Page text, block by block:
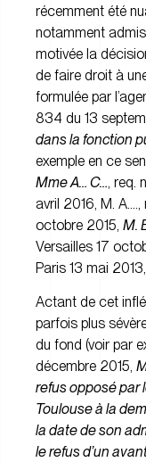
récemment été
notamment
motivée la
de faire droit à
formulée par
834 du 13
dans la fonction
exemple en ce
Mme A… C…, req.
avril 2016, M.
octobre 2015, M.
Versailles 17
Paris 13 mai
Actant de cet
parfois plus
du fond (voir par
décembre 2015,
refus opposé par
Toulouse à la
la date de son
le refus d’un